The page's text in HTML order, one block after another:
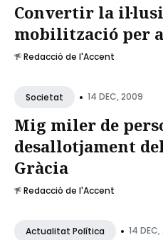
Convertir la
mobilització per
Redacció de l'Accent
Societat • 14 DEC, 2009
Mig miler de
desallotjament
Gràcia
Redacció de l'Accent
Actualitat Política • 14